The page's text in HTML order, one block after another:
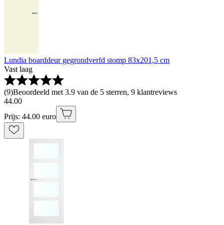
Lundia boarddeur gegrondverfd stomp 83x201,5 cm
Vast laag
(9)Beoordeeld met 3.9 van de 5 sterren, 9 klantreviews
44.00
Prijs: 44.00 euro